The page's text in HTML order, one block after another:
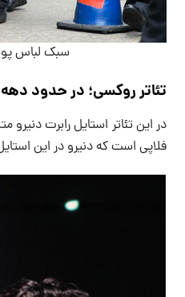
سبک لباس
تئاتر روکسی؛ در حدود دهه 1970
در این تئاتر استایل رابرت
فلاپی است که دنیرو در این